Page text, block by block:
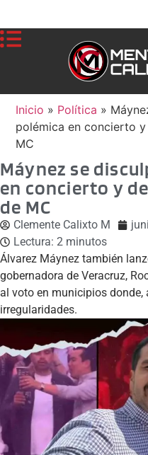
Inicio » Política »
polémica en concierto
MC
Máynez se
en concierto y
de MC
Clemente Calixto M
Lectura: 2 minutos
Álvarez Máynez también
gobernadora de Veracruz,
al voto en municipios donde,
irregularidades.